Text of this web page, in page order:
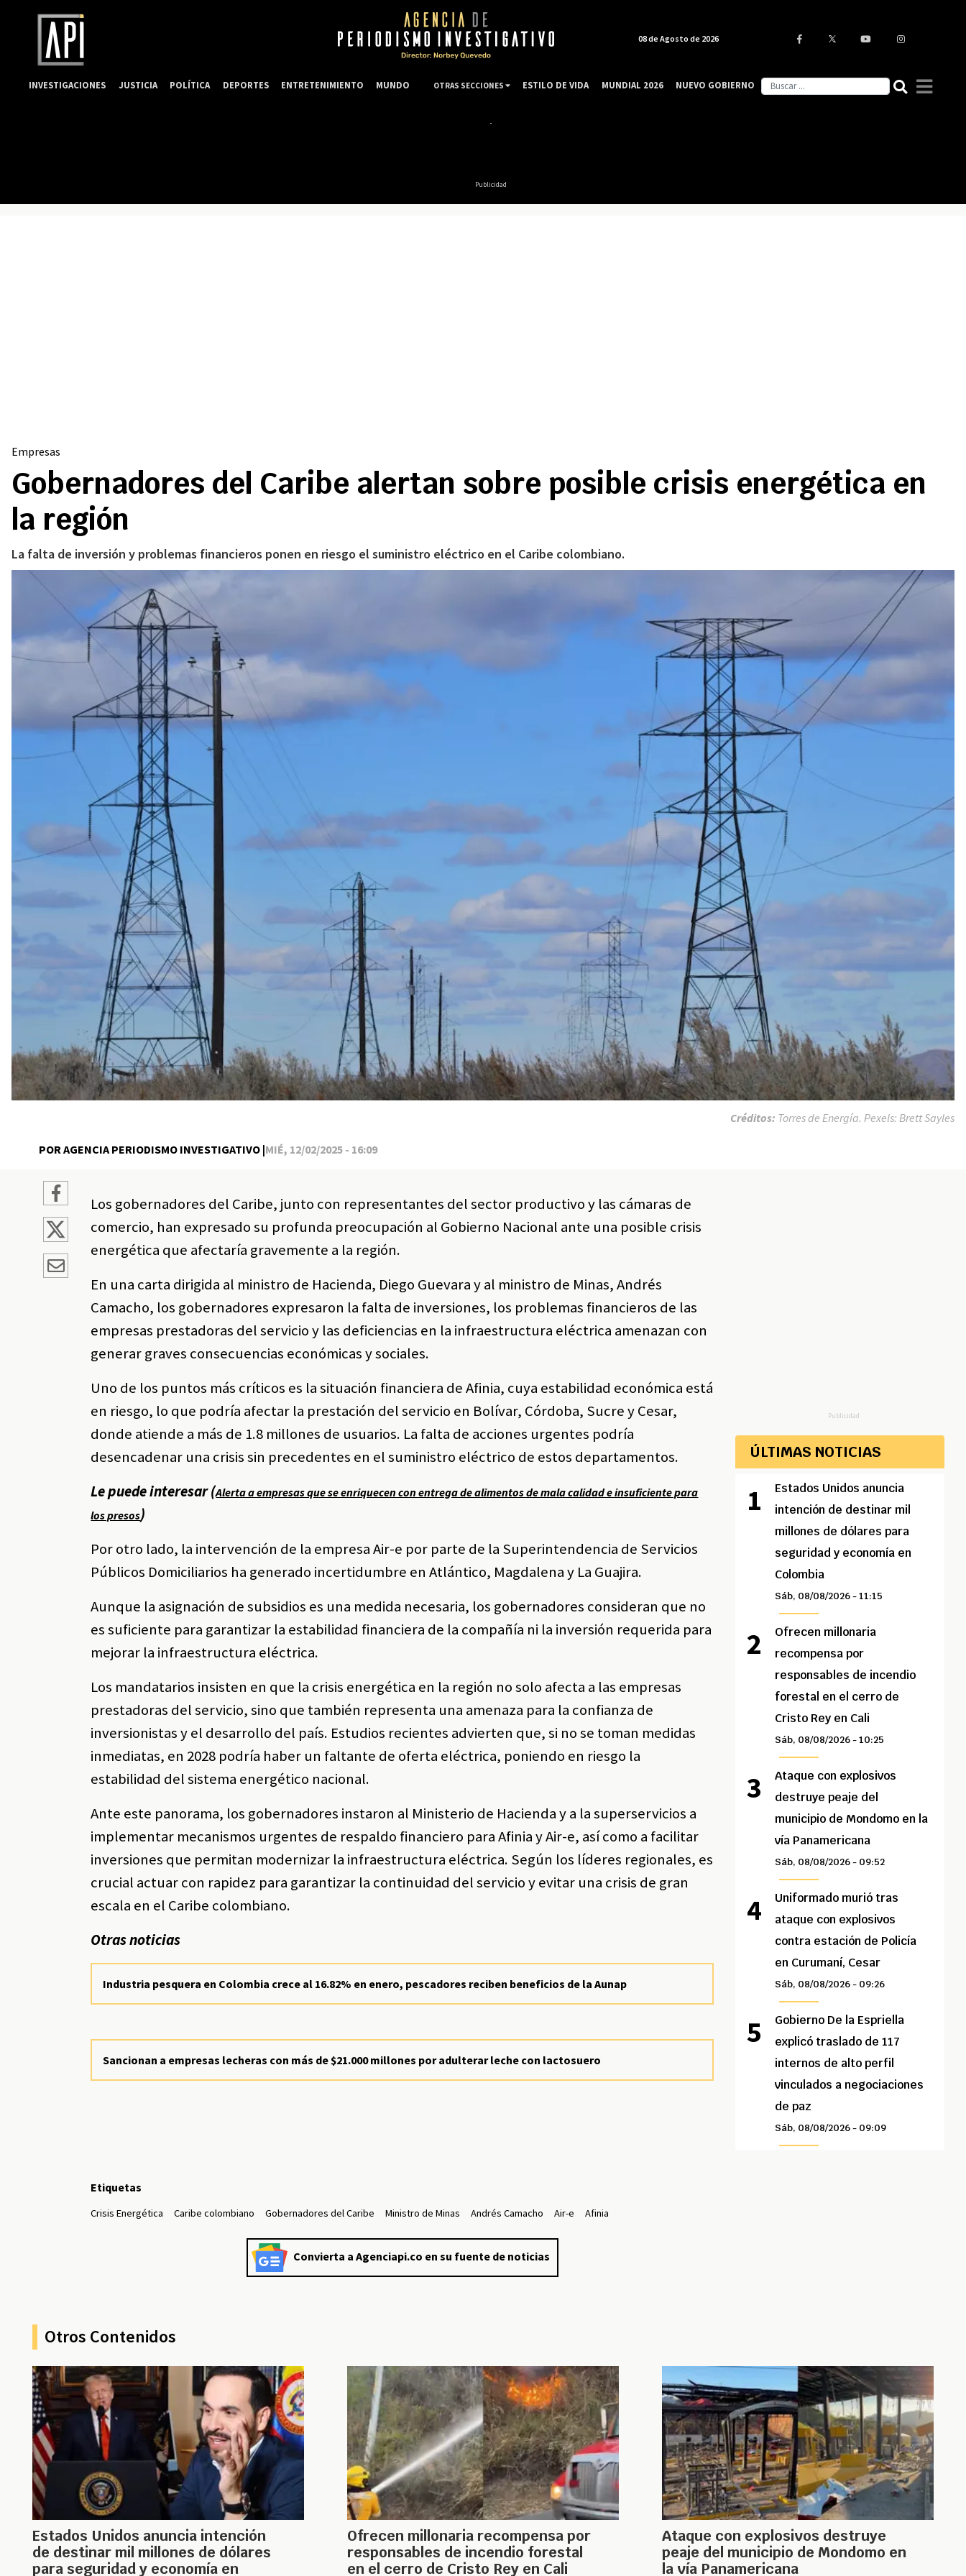
Publicidad
Empresas
Gobernadores del Caribe alertan sobre posible crisis energética en
la región
La falta de inversión y problemas financieros ponen en riesgo el suministro eléctrico en el Caribe colombiano.
POR AGENCIA PERIODISMO INVESTIGATIVO |MIÉ, 12/02/2025 - 16:09
Créditos: Torres de Energía. Pexels: Brett Sayles
Los gobernadores del Caribe, junto con representantes del sector productivo y las cámaras de
comercio, han expresado su profunda preocupación al Gobierno Nacional ante una posible crisis
energética que afectaría gravemente a la región.
En una carta dirigida al ministro de Hacienda, Diego Guevara y al ministro de Minas, Andrés
Camacho, los gobernadores expresaron la falta de inversiones, los problemas financieros de las
empresas prestadoras del servicio y las deficiencias en la infraestructura eléctrica amenazan con
generar graves consecuencias económicas y sociales.
Uno de los puntos más críticos es la situación financiera de Afinia, cuya estabilidad económica está
en riesgo, lo que podría afectar la prestación del servicio en Bolívar, Córdoba, Sucre y Cesar,
donde atiende a más de 1.8 millones de usuarios. La falta de acciones urgentes podría
desencadenar una crisis sin precedentes en el suministro eléctrico de estos departamentos.
Le puede interesar (Alerta a empresas que se enriquecen con entrega de alimentos de mala calidad e insuficiente para
los presos)
Por otro lado, la intervención de la empresa Air-e por parte de la Superintendencia de Servicios
Públicos Domiciliarios ha generado incertidumbre en Atlántico, Magdalena y La Guajira.
Aunque la asignación de subsidios es una medida necesaria, los gobernadores consideran que no
es suficiente para garantizar la estabilidad financiera de la compañía ni la inversión requerida para
mejorar la infraestructura eléctrica.
Los mandatarios insisten en que la crisis energética en la región no solo afecta a las empresas
prestadoras del servicio, sino que también representa una amenaza para la confianza de
inversionistas y el desarrollo del país. Estudios recientes advierten que, si no se toman medidas
inmediatas, en 2028 podría haber un faltante de oferta eléctrica, poniendo en riesgo la
estabilidad del sistema energético nacional.
Ante este panorama, los gobernadores instaron al Ministerio de Hacienda y a la superservicios a
implementar mecanismos urgentes de respaldo financiero para Afinia y Air-e, así como a facilitar
inversiones que permitan modernizar la infraestructura eléctrica. Según los líderes regionales, es
crucial actuar con rapidez para garantizar la continuidad del servicio y evitar una crisis de gran
escala en el Caribe colombiano.
Otras noticias
Industria pesquera en Colombia crece al 16.82% en enero, pescadores reciben beneficios de la Aunap
Sancionan a empresas lecheras con más de $21.000 millones por adulterar leche con lactosuero
Etiquetas
Crisis Energética Caribe colombiano Gobernadores del Caribe Ministro de Minas Andrés Camacho Air-e Afinia
Convierta a Agenciapi.co en su fuente de noticias
Publicidad
ÚLTIMAS NOTICIAS
Estados Unidos anuncia
intención de destinar mil
millones de dólares para
seguridad y economía en
Colombia
Sáb, 08/08/2026 - 11:15
Ofrecen millonaria
recompensa por
responsables de incendio
forestal en el cerro de
Cristo Rey en Cali
Sáb, 08/08/2026 - 10:25
Ataque con explosivos
destruye peaje del
municipio de Mondomo en la
vía Panamericana
Sáb, 08/08/2026 - 09:52
Uniformado murió tras
ataque con explosivos
contra estación de Policía
en Curumaní, Cesar
Sáb, 08/08/2026 - 09:26
Gobierno De la Espriella
explicó traslado de 117
internos de alto perfil
vinculados a negociaciones
de paz
Sáb, 08/08/2026 - 09:09
Otros Contenidos
Estados Unidos anuncia intención
de destinar mil millones de dólares
para seguridad y economía en
Ofrecen millonaria recompensa por
responsables de incendio forestal
en el cerro de Cristo Rey en Cali
Ataque con explosivos destruye
peaje del municipio de Mondomo en
la vía Panamericana
08 de Agosto de 2026
INVESTIGACIONES JUSTICIA POLÍTICA DEPORTES ENTRETENIMIENTO MUNDO OTRAS SECCIONES ESTILO DE VIDA MUNDIAL 2026 NUEVO GOBIERNO